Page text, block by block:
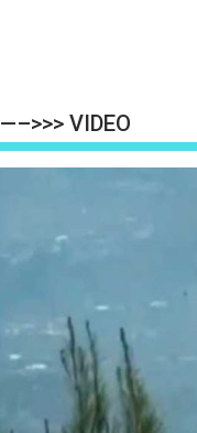
—–>>> VIDEO